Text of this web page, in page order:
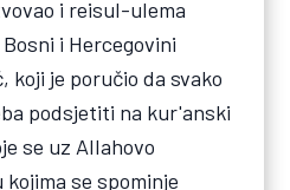
i reisul-ulema
i Hercegovini
koji je poručio da svako
podsjetiti na kur'anski
se uz Allahovo
se spominje